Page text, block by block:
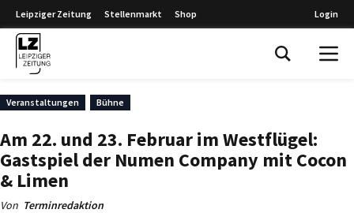
Leipziger Zeitung Stellenmarkt Shop Login
Veranstaltungen Bühne
Am 22. und 23. Februar im Westflügel:
Gastspiel der Numen Company mit Cocon
& Limen
Von Terminredaktion